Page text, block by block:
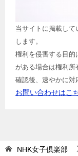
当サイトに掲載し
します。
権利を侵害する目的
がある場合は権利所
確認後、速やかに対
お問い合わせはこ
NHK女子倶楽部